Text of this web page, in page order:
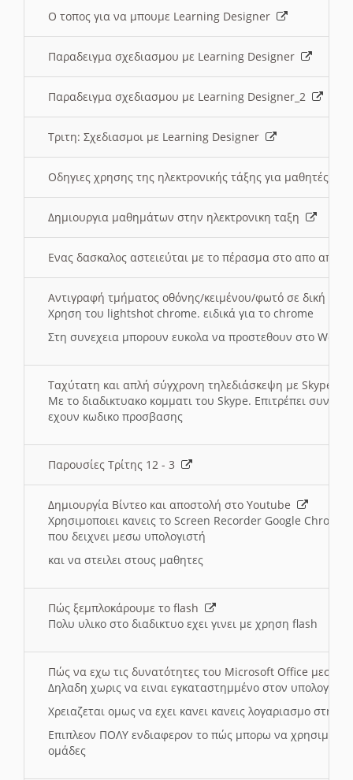
O τοπος για να μπουμε Learning Designer
Παραδειγμα σχεδιασμου με Learning Designer
Παραδειγμα σχεδιασμου με Learning Designer_2
Τριτη: Σχεδιασμοι με Learning Designer
Οδηγιες χρησης της ηλεκτρονικής τάξης για μαθητές
Δημιουργια μαθημάτων στην ηλεκτρονικη ταξη
Ενας δασκαλος αστειεύται με το πέρασμα στο απο
Αντιγραφή τμήματος οθόνης/κειμένου/φωτό σε δική
Χρηση του lightshot chrome. ειδικά για το chrome
Στη συνεχεια μπορουν ευκολα να προστεθουν στο Word
Ταχύτατη και απλή σύγχρονη τηλεδιάσκεψη με Skype
Με το διαδικτυακο κομματι του Skype. Επιτρέπει
εχουν κωδικο προσβασης
Παρουσίες Τρίτης 12 - 3
Δημιουργία Βίντεο και αποστολή στο Youtube
Χρησιμοποιει κανεις το Screen Recorder Google Chrome
που δειχνει μεσω υπολογιστή
και να στειλει στους μαθητες
Πώς ξεμπλοκάρουμε το flash
Πολυ υλικο στο διαδικτυο εχει γινει με χρηση flash
Πώς να εχω τις δυνατότητες του Microsoft Office μεσω
Δηλαδη χωρις να ειναι εγκαταστημμένο στον
Χρειαζεται ομως να εχει κανει κανεις λογαριασμο στη
Επιπλεον ΠΟΛΥ ενδιαφερον το πώς μπορω να
ομάδες